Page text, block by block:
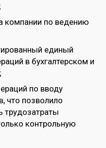
компании по ведению
единый
в бухгалтерском и
по вводу
что позволило
трудозатраты
контрольную